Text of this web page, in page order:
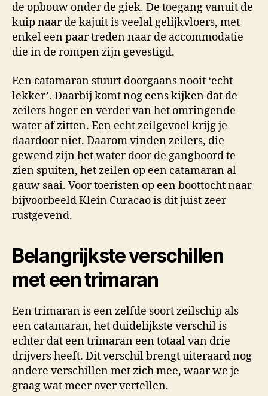
de opbouw onder de giek. De toegang vanuit de
kuip naar de kajuit is veelal gelijkvloers, met
enkel een paar treden naar de accommodatie
die in de rompen zijn gevestigd.
Een catamaran stuurt doorgaans nooit ‘echt
lekker’. Daarbij komt nog eens kijken dat de
zeilers hoger en verder van het omringende
water af zitten. Een echt zeilgevoel krijg je
daardoor niet. Daarom vinden zeilers, die
gewend zijn het water door de gangboord te
zien spuiten, het zeilen op een catamaran al
gauw saai. Voor toeristen op een boottocht naar
bijvoorbeeld Klein Curacao is dit juist zeer
rustgevend.
Belangrijkste verschillen
met een trimaran
Een trimaran is een zelfde soort zeilschip als
een catamaran, het duidelijkste verschil is
echter dat een trimaran een totaal van drie
drijvers heeft. Dit verschil brengt uiteraard nog
andere verschillen met zich mee, waar we je
graag wat meer over vertellen.